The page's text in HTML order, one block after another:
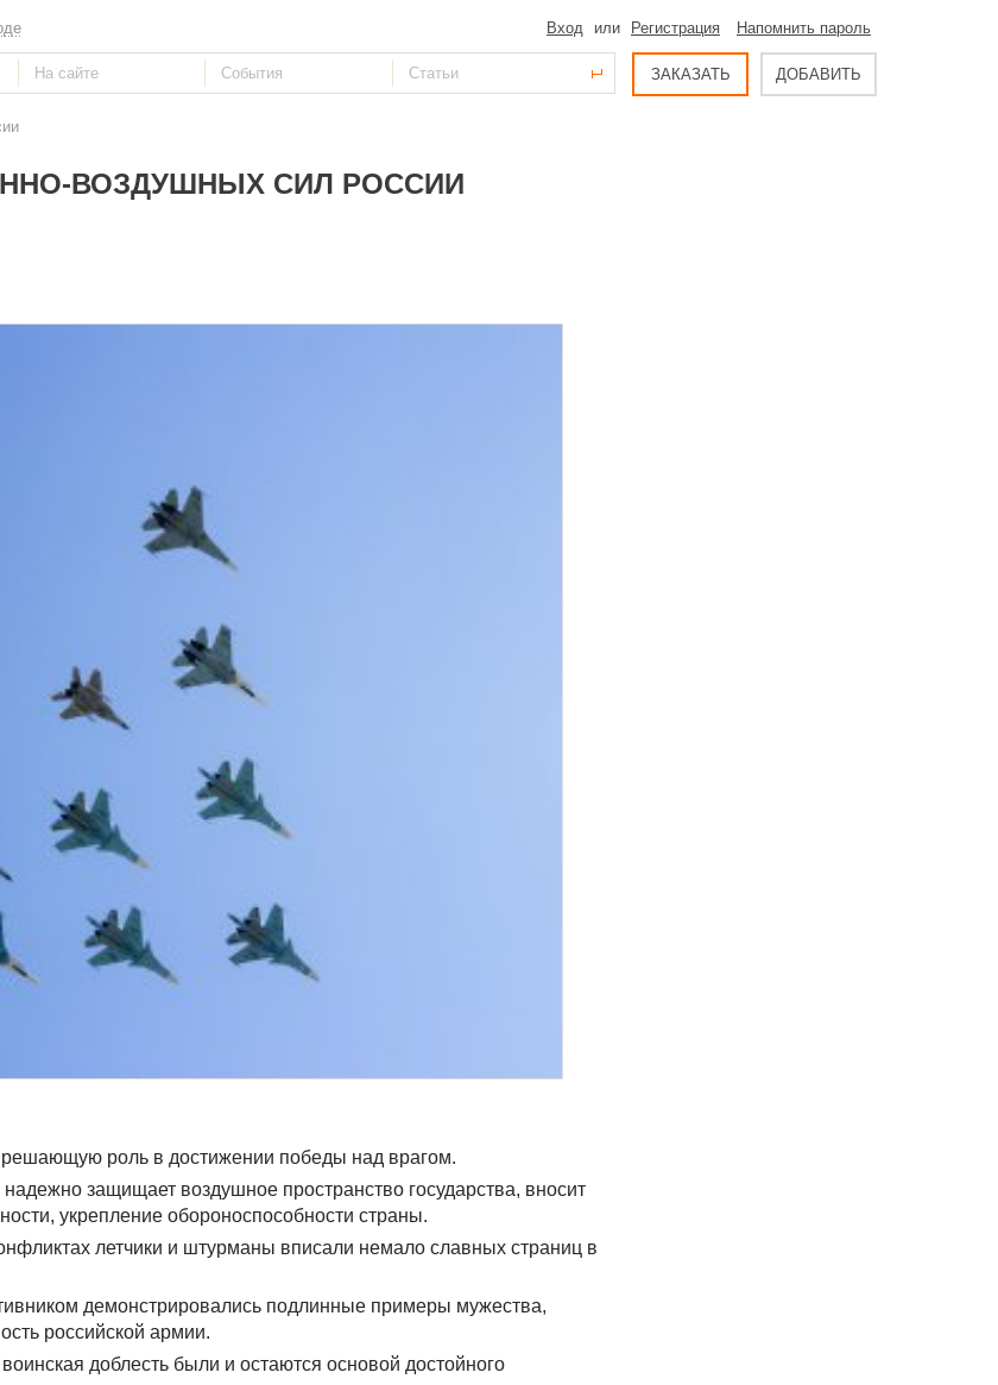
Вход или Регистрация Напомнить пароль
ЗАКАЗАТЬ ДОБАВИТЬ
ВОЗДУШНЫХ СИЛ РОССИИ
роль в достижении победы над врагом.
защищает воздушное пространство государства, вносит
укрепление обороноспособности страны.
летчики и штурманы вписали немало славных страниц в
демонстрировались подлинные примеры мужества,
российской армии.
доблесть были и остаются основой достойного